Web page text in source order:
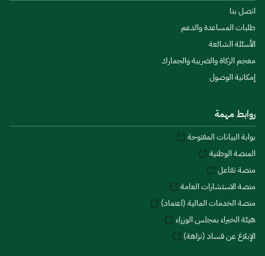
اتصل بنا
طلبات المساعدة والدعم
الأسئلة الشائعة
معجم الزكاة والضريبة والجمارك
إمكانية الوصول
روابط مهمة
بوابة البيانات المفتوحة
المنصة الوطنية
منصة تفاعل
منصة الاستشارات العامة
منصة الخدمات المالية (اعتماد)
هيئة الخبراء بمجلس الوزراء
الإبلاغ عن فساد (نزاهة)